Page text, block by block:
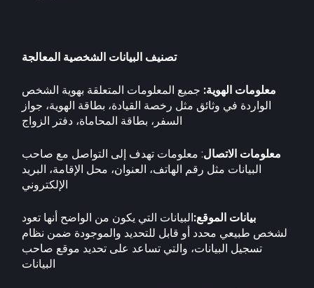
تصنيف البيانات الشخصية المعالجة
معلومات الهوية: جميع المعلومات المتعلقة بهوية الشخص
الواردة في وثائق مثل رخصة القيادة، بطاقة الهوية، جواز
السفر، بطاقة المحاماة، دفتر الزواج
معلومات الاتصال: معلومات تهدف إلى التواصل مع صاحب
البيانات مثل رقم الهاتف، العنوان، محل الإقامة، البريد
الإلكتروني
بيانات الموقع:البيانات التي يكون من الواضح أنها تعود
لشخص طبيعي محدد أو قابل للتحديد والموجودة ضمن نظام
تسجيل البيانات، والتي تساعد على تحديد موقع صاحب
البيانات